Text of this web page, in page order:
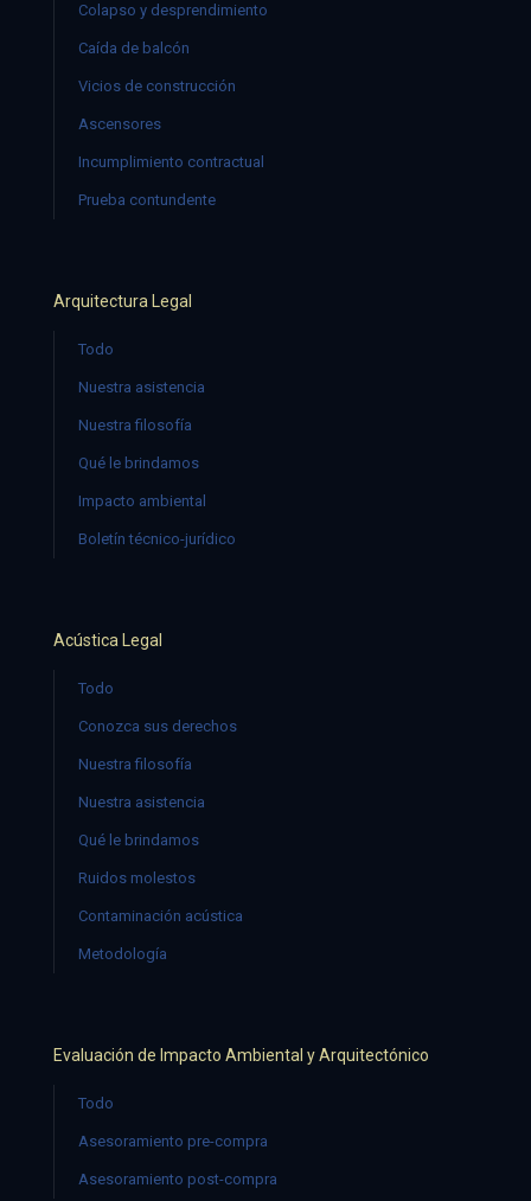
Colapso y desprendimiento
Caída de balcón
Vicios de construcción
Ascensores
Incumplimiento contractual
Prueba contundente
Arquitectura Legal
Todo
Nuestra asistencia
Nuestra filosofía
Qué le brindamos
Impacto ambiental
Boletín técnico-jurídico
Acústica Legal
Todo
Conozca sus derechos
Nuestra filosofía
Nuestra asistencia
Qué le brindamos
Ruidos molestos
Contaminación acústica
Metodología
Evaluación de Impacto Ambiental y Arquitectónico
Todo
Asesoramiento pre-compra
Asesoramiento post-compra